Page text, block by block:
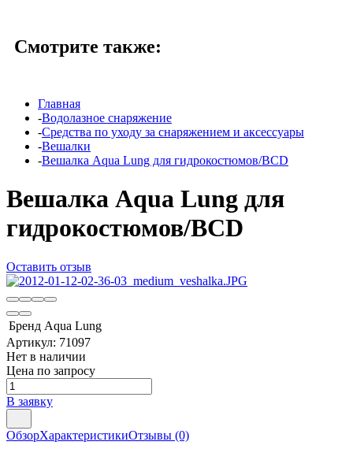
Смотрите также:
Главная
-Водолазное снаряжение
-Средства по уходу за снаряжением и аксессуары
-Вешалки
-Вешалка Aqua Lung для гидрокостюмов/BCD
Вешалка Aqua Lung для
гидрокостюмов/BCD
Оставить отзыв
Бренд Aqua Lung
Артикул: 71097
Нет в наличии
Цена по запросу
В заявку
ОбзорХарактеристикиОтзывы (0)